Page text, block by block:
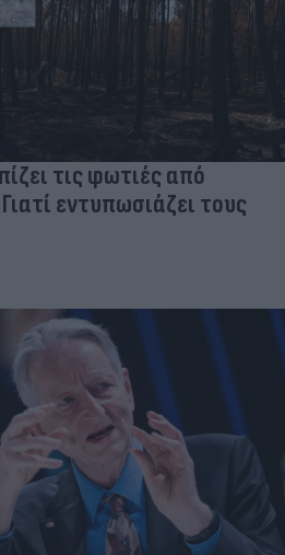
τις φωτιές από
εντυπωσιάζει τους